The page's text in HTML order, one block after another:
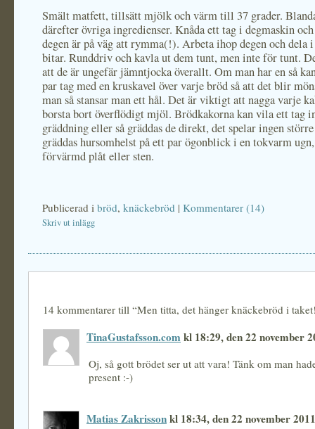
Smält matfett, tillsätt mjölk och värm till 37 grader.
därefter övriga ingredienser. Knåda ett tag i degmaskin
degen är på väg att rymma(!). Arbeta ihop degen och dela
bitar. Runddriv och kavla ut dem tunt, men inte för tunt.
att de är ungefär jämntjocka överallt. Om man har en så
par tag med en kruskavel över varje bröd så att det blir
man så stansar man ett hål. Det är viktigt att nagga varje
borsta bort överflödigt mjöl. Brödkakorna kan vila ett tag
gräddning eller så gräddas de direkt, det spelar ingen
gräddas hursomhelst på ett par ögonblick i en tokvarm
förvärmd plåt eller sten.
Publicerad i bröd, knäckebröd | Kommentarer (14)
Skriv ut inlägg
14 kommentarer till “Men titta, det hänger knäckebröd i
TinaGustafsson.comkl 18:29, den 22 november
Oj, så gott brödet ser ut att vara! Tänk om man
present :-)
Matias Zakrissonkl 18:34, den 22 november 2011